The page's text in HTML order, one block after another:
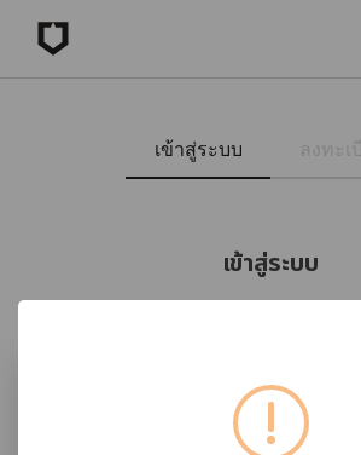
เข้าสู่ระบบ
เข้าสู่ระบบ
เข้าสู่ระบบด้วย Google